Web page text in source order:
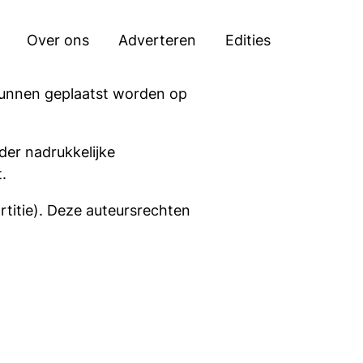
Over ons Adverteren Edities
geplaatst worden op
nadrukkelijke
Deze auteursrechten